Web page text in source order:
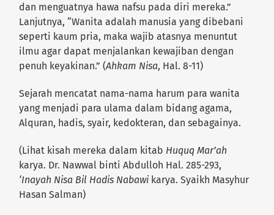
dan menguatnya hawa nafsu pada diri mereka.”
Lanjutnya, “Wanita adalah manusia yang dibebani
seperti kaum pria, maka wajib atasnya menuntut
ilmu agar dapat menjalankan kewajiban dengan
penuh keyakinan.” (Ahkam Nisa, Hal. 8-11)
Sejarah mencatat nama-nama harum para wanita
yang menjadi para ulama dalam bidang agama,
Alquran, hadis, syair, kedokteran, dan sebagainya.
(Lihat kisah mereka dalam kitab Huquq Mar’ah
karya. Dr. Nawwal binti Abdulloh Hal. 285-293,
‘Inayah Nisa Bil Hadis Nabawikarya. Syaikh Masyhur
Hasan Salman)